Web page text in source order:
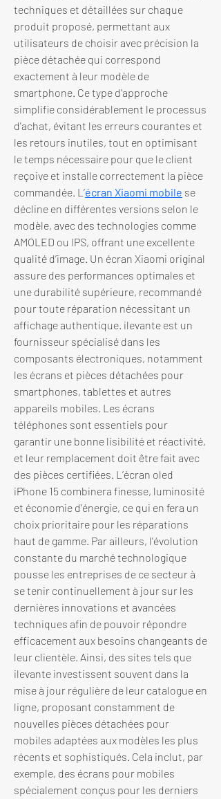
techniques et détaillées sur chaque
produit proposé, permettant aux
utilisateurs de choisir avec précision la
pièce détachée qui correspond
exactement à leur modèle de
smartphone. Ce type d'approche
simplifie considérablement le processus
d'achat, évitant les erreurs courantes et
les retours inutiles, tout en optimisant
le temps nécessaire pour que le client
reçoive et installe correctement la pièce
commandée. L’écran Xiaomi mobile se
décline en différentes versions selon le
modèle, avec des technologies comme
AMOLED ou IPS, offrant une excellente
qualité d’image. Un écran Xiaomi original
assure des performances optimales et
une durabilité supérieure, recommandé
pour toute réparation nécessitant un
affichage authentique. ilevante est un
fournisseur spécialisé dans les
composants électroniques, notamment
les écrans et pièces détachées pour
smartphones, tablettes et autres
appareils mobiles. Les écrans
téléphones sont essentiels pour
garantir une bonne lisibilité et réactivité,
et leur remplacement doit être fait avec
des pièces certifiées. L’écran oled
iPhone 15 combinera finesse, luminosité
et économie d’énergie, ce qui en fera un
choix prioritaire pour les réparations
haut de gamme. Par ailleurs, l'évolution
constante du marché technologique
pousse les entreprises de ce secteur à
se tenir continuellement à jour sur les
dernières innovations et avancées
techniques afin de pouvoir répondre
efficacement aux besoins changeants de
leur clientèle. Ainsi, des sites tels que
ilevante investissent souvent dans la
mise à jour régulière de leur catalogue en
ligne, proposant constamment de
nouvelles pièces détachées pour
mobiles adaptées aux modèles les plus
récents et sophistiqués. Cela inclut, par
exemple, des écrans pour mobiles
spécialement conçus pour les derniers